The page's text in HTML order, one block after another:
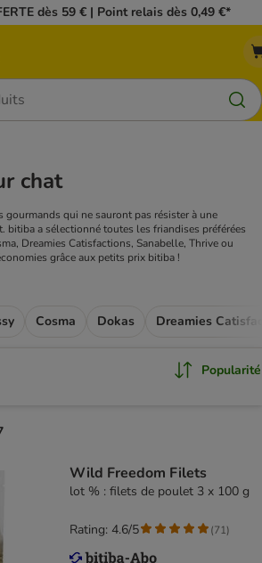
dès 59 € | Point relais dès 0,49 €*
chat
gourmands qui ne sauront pas résister à une
bitiba a sélectionné toutes les friandises préférées
Dreamies Catisfactions, Sanabelle, Thrive ou
grâce aux petits prix bitiba !
Cosma Dokas Dreamies
Popularité
Wild Freedom Filets
lot % : filets de poulet 3 x 100 g
Rating: 4.6/5 (71)